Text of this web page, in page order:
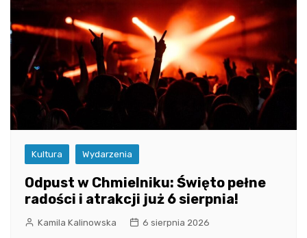
Kultura Wydarzenia
Odpust w Chmielniku: Święto pełne
radości i atrakcji już 6 sierpnia!
Kamila Kalinowska 6 sierpnia 2026